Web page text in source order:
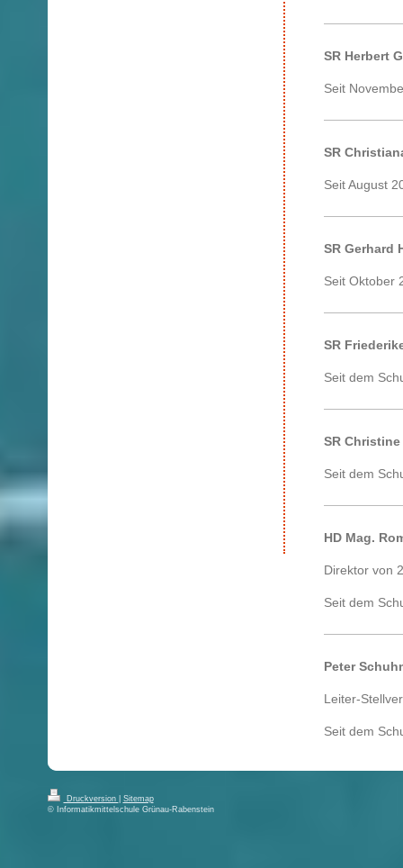
SR Herbert
Seit
SR
Seit August
SR Gerhard
Seit Oktober
SR
Seit dem
SR
Seit dem
HD Mag.
Direktor von
Seit dem
Peter
Leiter-
Seit dem
Druckversion
Sitemap
© Informatikmittelschule Grünau-Rabenstein